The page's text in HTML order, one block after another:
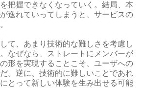
把握できなくなっていく。結局、本
逸れていってしまうと、サービスの
て、あまり技術的な難しさを考慮し
なぜなら、ストレートにメンバーが
形を実現することこそ、ユーザへの
。逆に、技術的に難しいことであれ
とって新しい体験を生み出せる可能